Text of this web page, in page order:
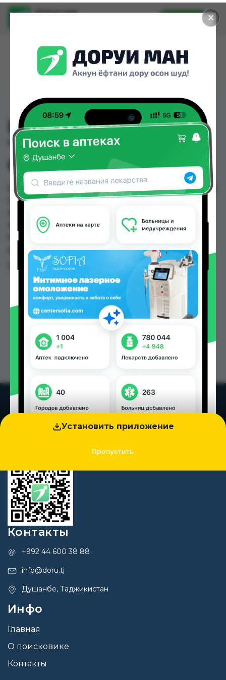
✕
Установить приложение
Пропустить
Доруи ман
Установить
ВАТНЫЕ ПАЛОЧКИ
"AURA" В КРУГЛОЙ
СТАКАНЕ 200ШТ
ВАТНЫЕ ПАЛОЧКИ "AURA" В КРУГЛОЙ СТАКАНЕ
200ШТ можно купить или заказать в аптеках,
Аслфарм №3, Аслфарм №4, Аслфарм №6, Ватан
других городах Таджикистана
Цена: от7.00 TJS
Контакты
+992 44 600 38 88
info@doru.tj
Душанбе, Таджикистан
Инфо
Главная
О поисковике
Контакты